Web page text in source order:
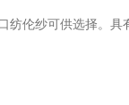
伦纱可供选择。具